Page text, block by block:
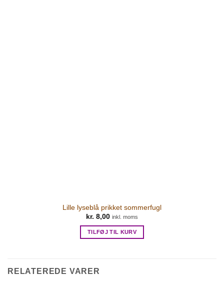
Lille lyseblå prikket sommerfugl
kr. 8,00 inkl. moms
TILFØJ TIL KURV
RELATEREDE VARER